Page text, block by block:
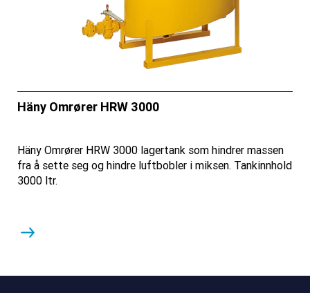
Häny Omrører HRW 3000
Häny Omrører HRW 3000 lagertank som hindrer massen
fra å sette seg og hindre luftbobler i miksen. Tankinnhold
3000 ltr.